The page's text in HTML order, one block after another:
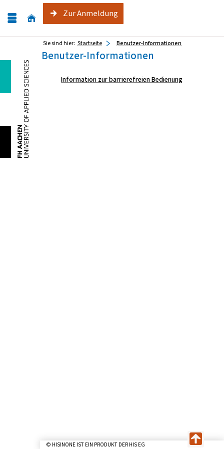
Zur Anmeldung
Sie sind hier: Startseite Benutzer-Informationen
Benutzer-Informationen
Information zur barrierefreien Bedienung
© HISINONE IST EIN PRODUKT DER HIS EG